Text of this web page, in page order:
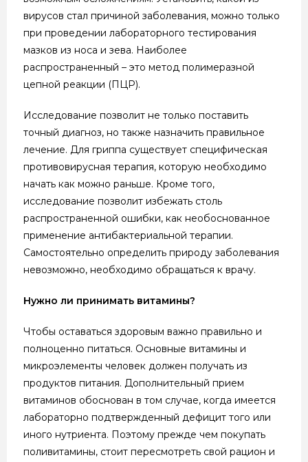
вирусов стал причиной заболевания, можно только
при проведении лабораторного тестирования
мазков из носа и зева. Наиболее
распространенный – это метод полимеразной
цепной реакции (ПЦР).
Исследование позволит не только поставить
точный диагноз, но также назначить правильное
лечение. Для гриппа существует специфическая
противовирусная терапия, которую необходимо
начать как можно раньше. Кроме того,
исследование позволит избежать столь
распространенной ошибки, как необоснованное
применение антибактериальной терапии.
Самостоятельно определить природу заболевания
невозможно, необходимо обращаться к врачу.
Нужно ли принимать витамины?
Чтобы оставаться здоровым важно правильно и
полноценно питаться. Основные витамины и
микроэлементы человек должен получать из
продуктов питания. Дополнительный прием
витаминов обоснован в том случае, когда имеется
лабораторно подтвержденный дефицит того или
иного нутриента. Поэтому прежде чем покупать
поливитамины, стоит пересмотреть свой рацион и